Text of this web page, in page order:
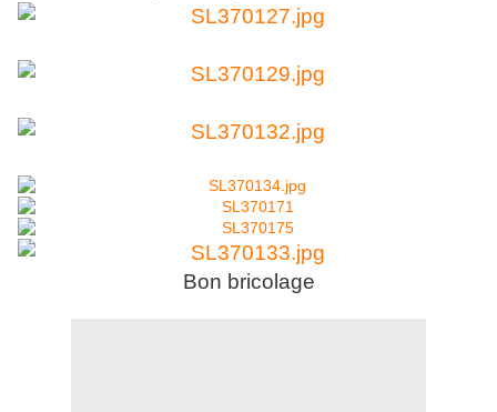
Bon bricolage